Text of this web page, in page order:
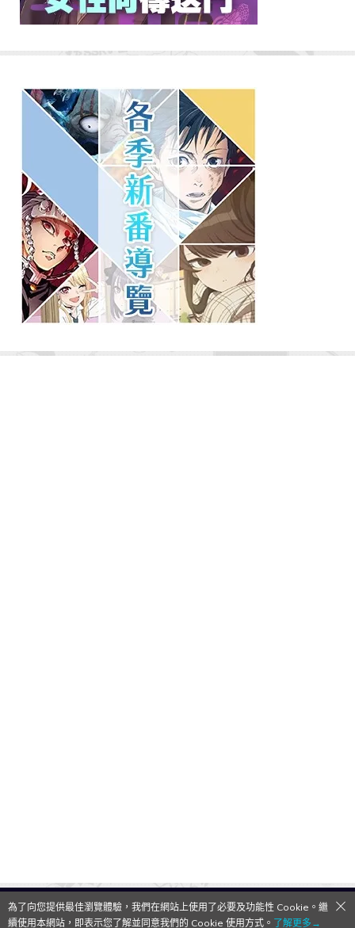
QooApp Limited © 2026
為了向您提供最佳瀏覽體驗，我們在網站上使用了必要及功能性 Cookie。繼
續使用本網站，即表示您了解並同意我們的 Cookie 使用方式。 了解更多→